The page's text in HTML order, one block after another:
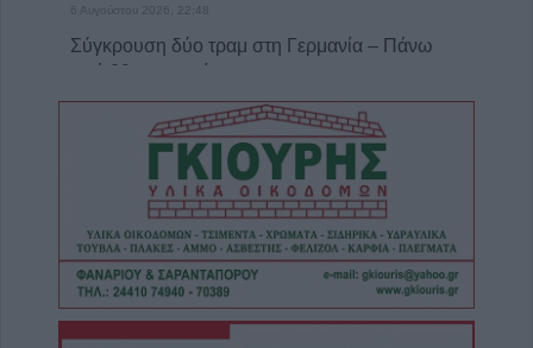
6 Αυγούστου 2026, 22:48
Σύγκρουση δύο τραμ στη Γερμανία – Πάνω
από 20 τραυματίες
6 Αυγούστου 2026, 21:11
Συρία: Δύο νεκροί και 13 τραυματίες από
έκρηξη βόμβας σε λεωφορείο
6 Αυγούστου 2026, 20:28
Έκτακτος ψεκασμός και μέτρα προστασίας
για τον Ιό του Δυτικού Νείλου στην Δ.Κ.
Κυψέλης
6 Αυγούστου 2026, 19:35